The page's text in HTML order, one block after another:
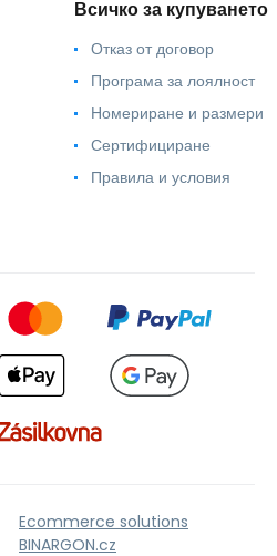
Всичко за купуването
Отказ от договор
Програма за лоялност
Номериране и размери
Сертифициране
Правила и условия
Ecommerce solutions
BINARGON.cz